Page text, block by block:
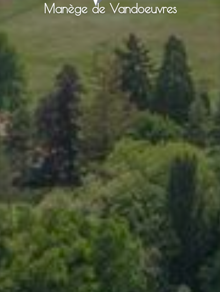
Manège de Vandoeuvres